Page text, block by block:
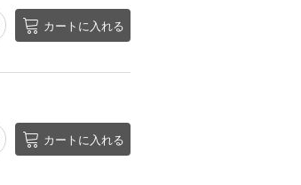
カートに入れる
カートに入れる